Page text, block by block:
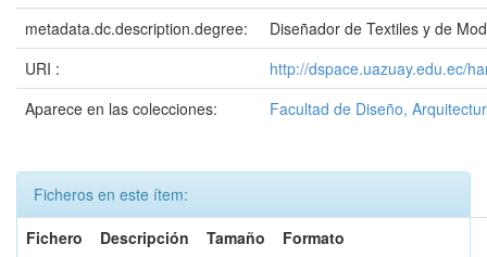
metadata.dc.description.degree:
Diseñador de Textiles y de
URI :
http://dspace.uazuay.edu.ec/
Aparece en las colecciones:
Facultad de Diseño,
Ficheros en este ítem:
Fichero
Descripción Tamaño
Formato